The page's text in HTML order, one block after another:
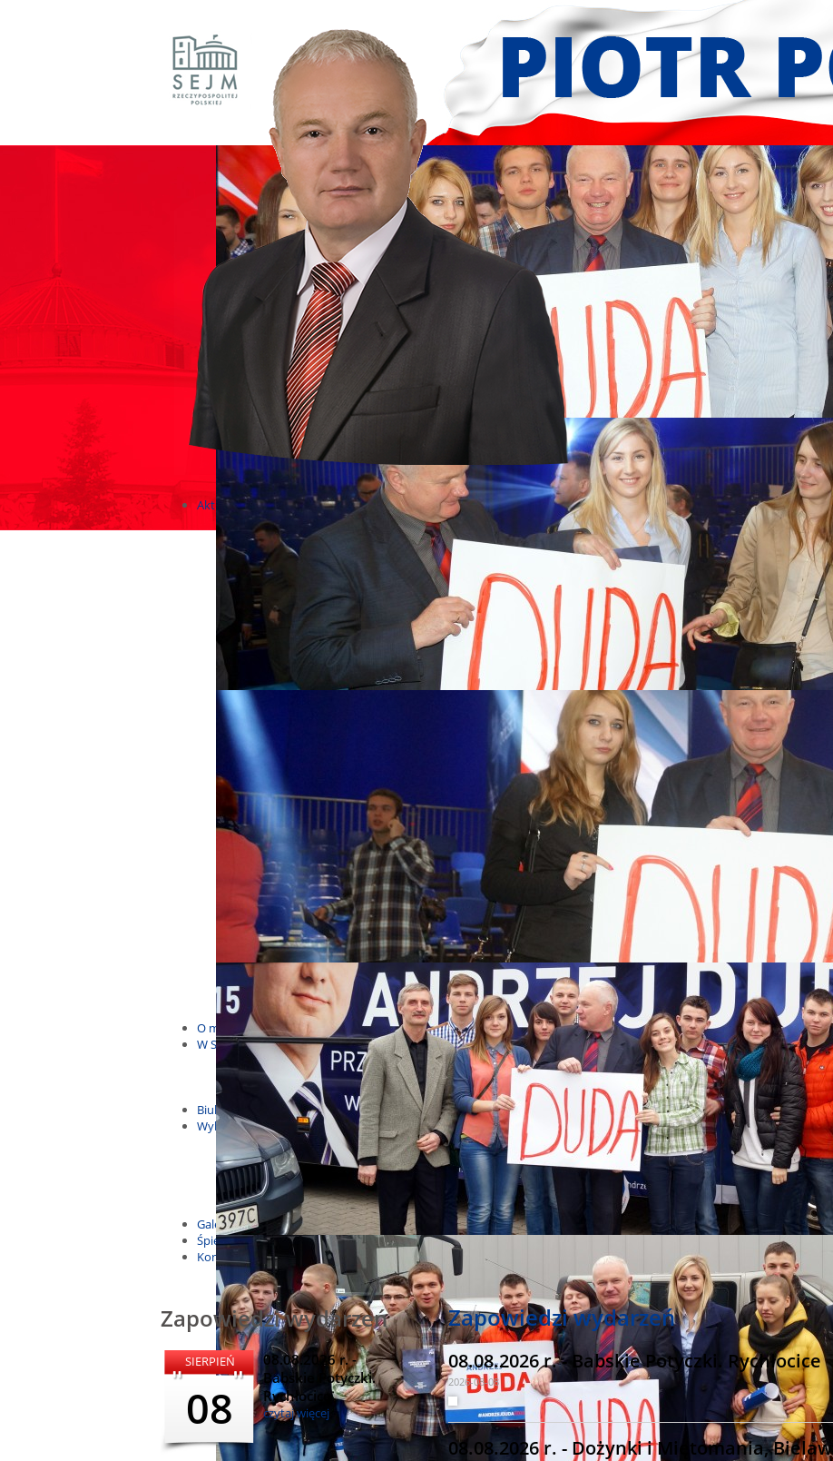
Aktualności
Zapowiedzi wydarzeń
KONKURSY 2020 - 2026
KOLONIE 2021 - 2026
Imprezy kulturalne - zaproszenia 2017
Różne
Konkursy 2017/2018
KONKURSY 2016/2017
KONKURSY 2015/2016
Konkursy 2014/2015
Wizyty w Parlamencie i Ministerstwach
Spotkania i debaty, PROTESTY, MARSZE
Debaty i spotkania 2017
Konkursy 2014
Różne
Praca w kampanii
Sejmowe
Budżet Obywatelski 2021
Dla dzieci i młodzieży
Msze, marsze i wiece
KOLONIE 2022
Wybory samorządowe 2018
Dożynki 2014
EUROWYBORY 2019
Debaty i spotkania 2016
Debaty i spotkania 2019
wybory
Kolonie Stegna 2020
Spotkanie w Bronowie
WYJAZDY
O mnie
W Sejmie
Patroni Roku 2016
Św. Jan Paweł II Patronem Roku 2015
10.04.2014 - Czwarta Roczniica Katastrofy Smoleńskiej
Biuletyny
Wybory
Wybory samorządowe
Wybory parlamentarne
Wybory do Parlamentu Europejskiego
Wybory prezydenckie 2020
Wybory 2014
Galeria
Śpiewnik
Kontakt
Zapowiedzi wydarzeń
SIERPIEŃ
08
08.08.2026 r. -
Babskie Potyczki.
Rychłocice
czytaj więcej
Zapowiedzi wydarzeń
08.08.2026 r. - Babskie Potyczki. Rychłocice
2026-08-08
08.08.2026 r. - Dożynki i Miętomania, Bielawy